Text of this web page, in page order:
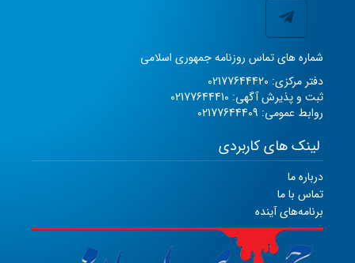
شماره های تماس روزنامه جمهوری اسلامی
دفتر مرکزی: 02177644420
ثبت و پذیرش آگهی: 02177644410
روابط عمومی: 02177644409
لینک های کاربردی
درباره ما
تماس با ما
برنامه‌های آینده